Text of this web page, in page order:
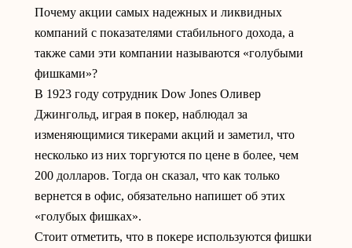
Почему акции самых надежных и ликвидных
компаний с показателями стабильного дохода, а
также сами эти компании называются «голубыми
фишками»?
В 1923 году сотрудник Dow Jones Оливер
Джингольд, играя в покер, наблюдал за
изменяющимися тикерами акций и заметил, что
несколько из них торгуются по цене в более, чем
200 долларов. Тогда он сказал, что как только
вернется в офис, обязательно напишет об этих
«голубых фишках».
Стоит отметить, что в покере используются фишки